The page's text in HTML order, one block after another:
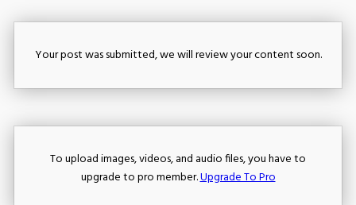
Your post was submitted, we will review your content soon.
To upload images, videos, and audio files, you have to
upgrade to pro member.Upgrade To Pro